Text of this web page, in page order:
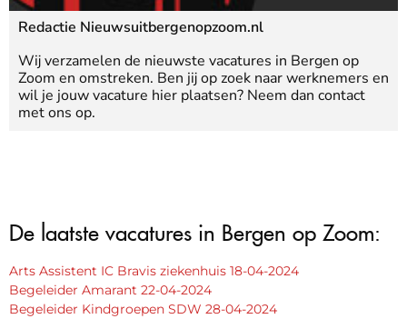
Redactie Nieuwsuitbergenopzoom.nl
Wij verzamelen de nieuwste vacatures in Bergen op
Zoom en omstreken. Ben jij op zoek naar werknemers en
wil je jouw vacature hier plaatsen? Neem dan contact
met ons op.
De laatste vacatures in Bergen op Zoom:
Arts Assistent IC Bravis ziekenhuis 18-04-2024
Begeleider Amarant 22-04-2024
Begeleider Kindgroepen SDW 28-04-2024